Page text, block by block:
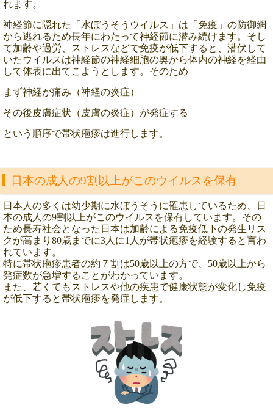
れます。
神経節に隠れた「水ぼうそうウイルス」は「免疫」の防御網
から逃れるため長年にわたって神経節に潜み続けます。そし
て加齢や過労、ストレスなどで免疫が低下すると、潜伏して
いたウイルスは神経節の神経細胞の奥から体内の神経を経由
して体表に出てこようとします。そのため
まず神経が痛み（神経の炎症）
その後皮膚症状（皮膚の炎症）が発症する
という順序で帯状疱疹は進行します。
日本の成人の9割以上がこのウイルスを保有
日本人の多くは幼少期に水ぼうそうに罹患しているため、日
本の成人の9割以上がこのウイルスを保有しています。その
ため長寿社会となった日本は加齢による免疫低下の発生リス
クが高まり80歳までに3人に1人が帯状疱疹を経験すると言わ
れています。
特に帯状疱疹患者の約７割は50歳以上の方で、50歳以上から
発症数が急増することがわかっています。
また、若くてもストレスや他の疾患で健康状態が変化し免疫
が低下すると帯状疱疹を発症します。